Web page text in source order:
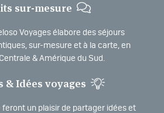
sur-mesure
Voyages élabore des séjours
sur-mesure et à la carte, en
& Amérique du Sud.
& Idées voyages
feront un plaisir de partager idées et